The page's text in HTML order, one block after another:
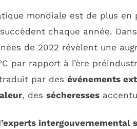
mondiale est de plus en
chaque année.
de 2022 révèlent une
°C par rapport à l’ère
par des événements
, des sécheresses
intergouvernemental